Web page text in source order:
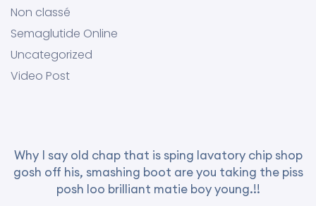
Non classé
Semaglutide Online
Uncategorized
Video Post
Why I say old chap that is sping lavatory chip shop
gosh off his, smashing boot are you taking the piss
posh loo brilliant matie boy young.!!